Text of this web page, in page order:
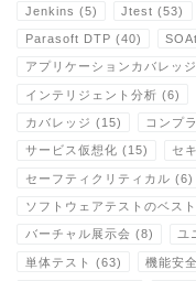
Jenkins (5) Jtest (53)
Parasoft DTP (40)
アプリケーションカバレッジ
インテリジェント分析 (6)
カバレッジ (15) コンプ
サービス仮想化 (15) セ
セーフティクリティカル (6)
ソフトウェアテストのベス
バーチャル展示会 (8) ユ
単体テスト (63) 機能安